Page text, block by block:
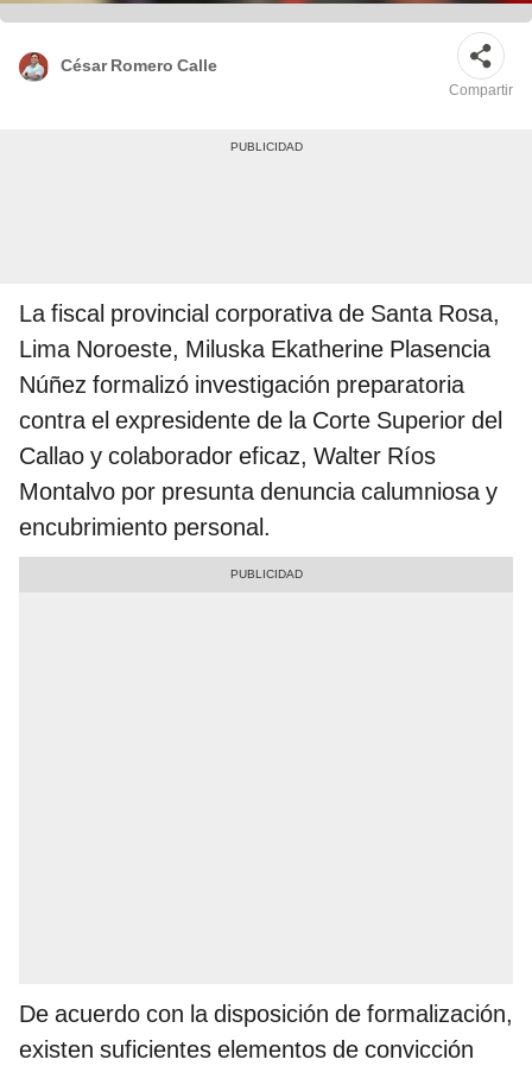
César Romero Calle
Compartir
La fiscal provincial corporativa de Santa Rosa,
Lima Noroeste, Miluska Ekatherine Plasencia
Núñez formalizó investigación preparatoria
contra el expresidente de la Corte Superior del
Callao y colaborador eficaz, Walter Ríos
Montalvo por presunta denuncia calumniosa y
encubrimiento personal.
De acuerdo con la disposición de formalización,
existen suficientes elementos de convicción